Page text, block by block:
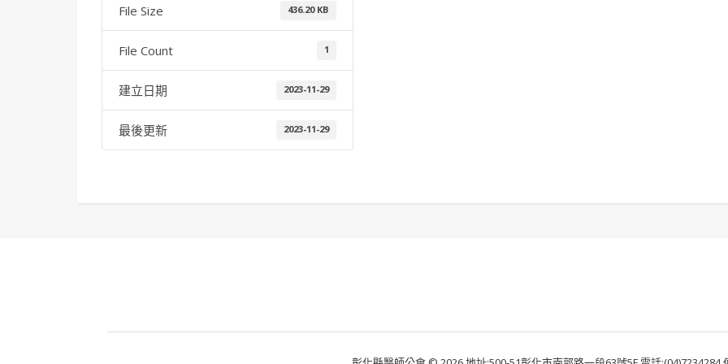
File Size 436.20 KB
File Count 1
建立日期 2023-11-29
最後更新 2023-11-29